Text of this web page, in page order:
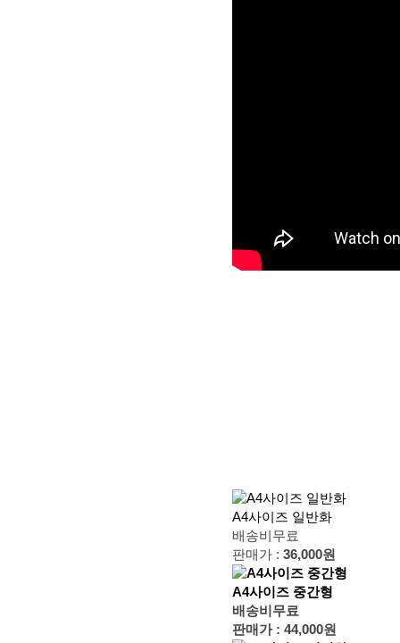
A4사이즈 일반화
배송비무료
판매가 : 36,000원
A4사이즈 중간형
배송비무료
판매가 : 44,000원